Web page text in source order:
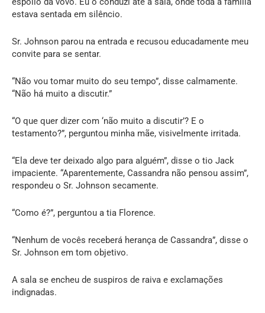
estava sentada em silêncio.
Sr. Johnson parou na entrada e recusou educadamente meu
convite para se sentar.
“Não vou tomar muito do seu tempo”, disse calmamente.
“Não há muito a discutir.”
“O que quer dizer com ‘não muito a discutir’? E o
testamento?”, perguntou minha mãe, visivelmente irritada.
“Ela deve ter deixado algo para alguém”, disse o tio Jack
impaciente. “Aparentemente, Cassandra não pensou assim”,
respondeu o Sr. Johnson secamente.
“Como é?”, perguntou a tia Florence.
“Nenhum de vocês receberá herança de Cassandra”, disse o
Sr. Johnson em tom objetivo.
A sala se encheu de suspiros de raiva e exclamações
indignadas.